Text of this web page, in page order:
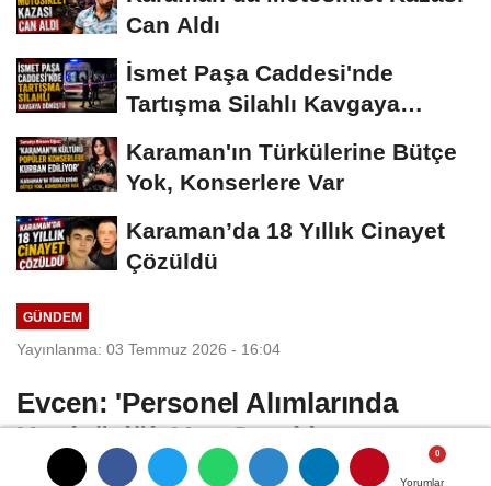
Yorumlar
Yorumlar
Can Aldı
İsmet Paşa Caddesi'nde
Tartışma Silahlı Kavgaya
Karaman'ın Türkülerine Bütçe
Yok, Konserlere Var
Karaman’da 18 Yıllık Cinayet
Çözüldü
GÜNDEM
Yayınlanma: 03 Temmuz 2026 - 16:04
Evcen: 'Personel Alımlarında
Usulsüzlük Var, Gerekirse
Başsavcılığa Gidiyoruz'
Yorumlar